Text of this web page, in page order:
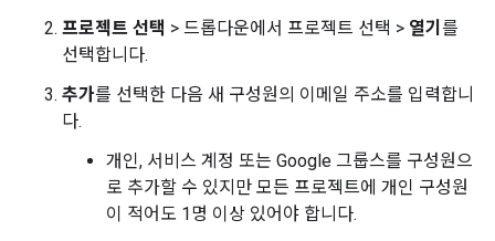
프로젝트 선택 > 드롭다운에서 프로젝트 선택 > 열기 를
선택합니다.
추가를 선택한 다음 새 구성원의 이메일 주소를 입력합니
다.
개인, 서비스 계정 또는 Google 그룹스를 구성원으
로 추가할 수 있지만 모든 프로젝트에 개인 구성원
이 적어도 1명 이상 있어야 합니다.